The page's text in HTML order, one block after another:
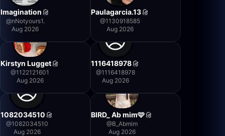
Imagination
@nNotyours1.
Aug 2026
Paulagarcia.13
@1130918585
Aug 2026
Kirstyn Lugget
@1122121601
Aug 2026
1116418978
@1116418978
Aug 2026
1082034510
@1082034510
Aug 2026
BIRD_ Ab mim🩷
@B_Abmim
Aug 2026